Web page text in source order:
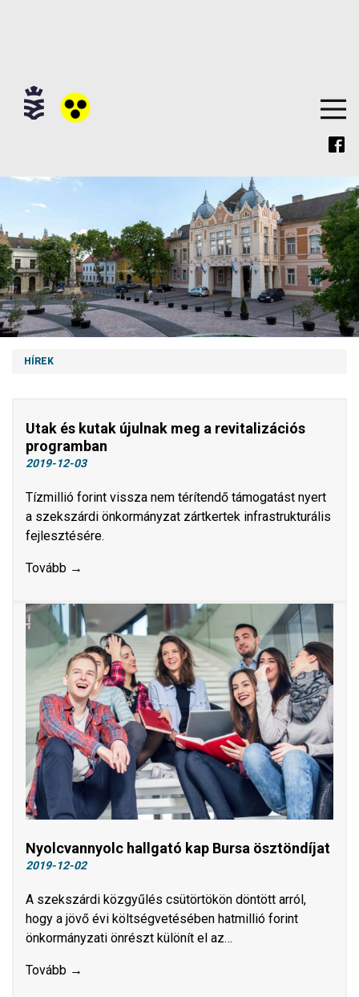
HÍREK
Utak és kutak újulnak meg a revitalizációs
programban
2019-12-03
Tízmillió forint vissza nem térítendő támogatást nyert
a szekszárdi önkormányzat zártkertek infrastrukturális
fejlesztésére.
Tovább →
Nyolcvannyolc hallgató kap Bursa ösztöndíjat
2019-12-02
A szekszárdi közgyűlés csütörtökön döntött arról,
hogy a jövő évi költségvetésében hatmillió forint
önkormányzati önrészt különít el az…
Tovább →